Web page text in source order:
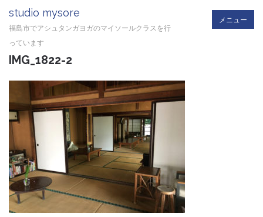
studio mysore
福島市でアシュタンガヨガのマイソールクラスを行
っています
メニュー
IMG_1822-2